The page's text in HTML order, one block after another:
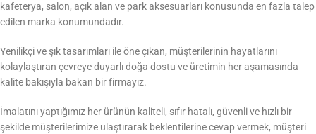
kafeterya, salon, açık alan ve park aksesuarları konusunda en fazla talep
edilen marka konumundadır.
Yenilikçi ve şık tasarımları ile öne çıkan, müşterilerinin hayatlarını
kolaylaştıran çevreye duyarlı doğa dostu ve üretimin her aşamasında
kalite bakışıyla bakan bir firmayız.
İmalatını yaptığımız her ürünün kaliteli, sıfır hatalı, güvenli ve hızlı bir
şekilde müşterilerimize ulaştırarak beklentilerine cevap vermek, müşteri